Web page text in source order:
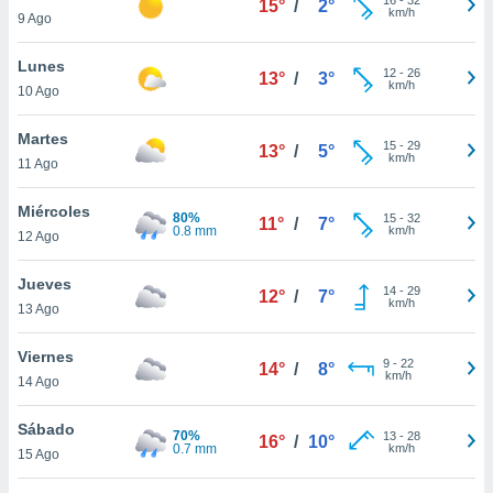
más
nuestra
y
de
disponible
cookies
aceptar
9 Ago
15° / 2°
km/h
Lunes
10 Ago
13° / 3° 12- 26
km/h
Martes
11 Ago
13° / 5° 15- 29
km/h
Miércoles
12 Ago
80%
0.8 mm
11° / 7° 15- 32
km/h
Jueves
13 Ago
12° / 7° 14- 29
km/h
Viernes
14 Ago
14° / 8° 9- 22
km/h
Sábado
15 Ago
70%
0.7 mm
16° / 10° 13- 28
km/h